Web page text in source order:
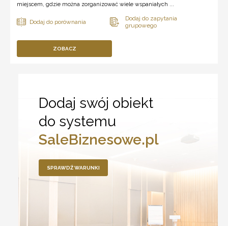
miejscem, gdzie można zorganizować wiele wspaniałych ...
ZOBACZ
Dodaj swój obiekt
do systemu
SaleBiznesowe.pl
SPRAWDŹ WARUNKI